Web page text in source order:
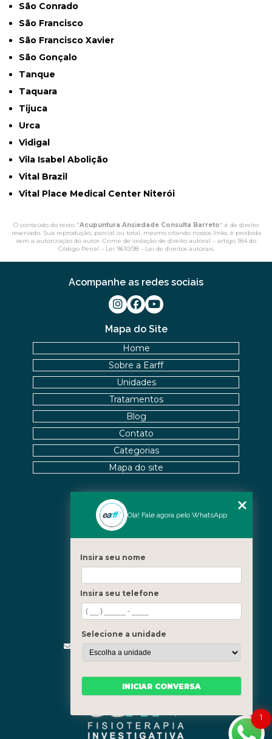
São Conrado
São Francisco
São Francisco Xavier
São Gonçalo
Tanque
Taquara
Tijuca
Urca
Vidigal
Vila Isabel Abolição
Vital Brazil
Vital Place Medical Center Niterói
O conteúdo do texto "Acupuntura Ansiedade Consulta Barreto" é de direito
reservado. Sua reprodução, parcial ou total, mesmo citando nossos links, é proibida
sem a autorização do autor. Crime de violação de direito autoral – artigo 184 do
Código Penal – Lei 9610/98 - Lei de direitos autorais.
Fale Conosco
(21) 3619-5657
(21) 99390-3850
contato@fisioterapiainvestigativa.com
Segunda a sexta, das 7h às 21h
Nossas Unidades
Barra - Rio de Janeiro
Mapa do Site
Home
Sobre a Earff
Unidades
Tratamentos
Blog
Contato
Categorias
Mapa do site
Acompanhe as redes sociais
1
Olá! Fale agora pelo WhatsApp
Insira seu nome
Insira seu telefone
Selecione a unidade
INICIAR CONVERSA